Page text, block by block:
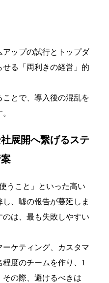
ップの試行とトップダ
る「両利きの経営」的
ことで、導入後の混乱を
展開へ繋げるステ
うこと」といった高い
、嘘の報告が蔓延しま
は、最も失敗しやすい
ーケティング、カスタマ
度のチームを作り、1
の際、避けるべきは